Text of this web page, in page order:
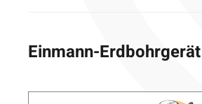
Einmann-Erdbohrgerät